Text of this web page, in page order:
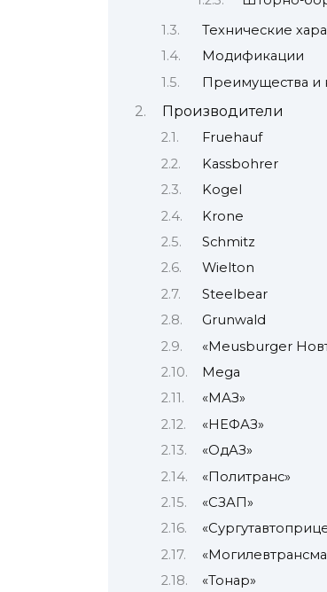
Технические
Модификации
Преимущества и
Производители
Fruehauf
Kassbohrer
Kogel
Krone
Schmitz
Wielton
Steelbear
Grunwald
«Meusburger
Mega
«МАЗ»
«НЕФАЗ»
«ОдАЗ»
«Политранс»
«СЗАП»
«Тонар»